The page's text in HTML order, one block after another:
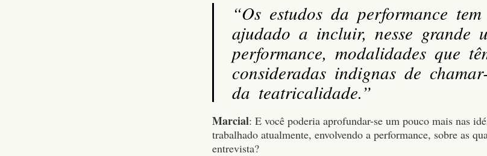
“Os estudos da performance
ajudado a incluir, nesse grande
performance, modalidades que
consideradas indignas de
da teatricalidade.”
Marcial: E você poderia aprofundar-se um pouco mais nas
trabalhado atualmente, envolvendo a performance, sobre as
entrevista?